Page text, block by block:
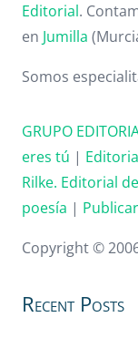
Editorial.
en Jumilla
Somos
GRUPO
eres tú |
Rilke. Editorial
poesía |
Copyright ©
Recent Posts